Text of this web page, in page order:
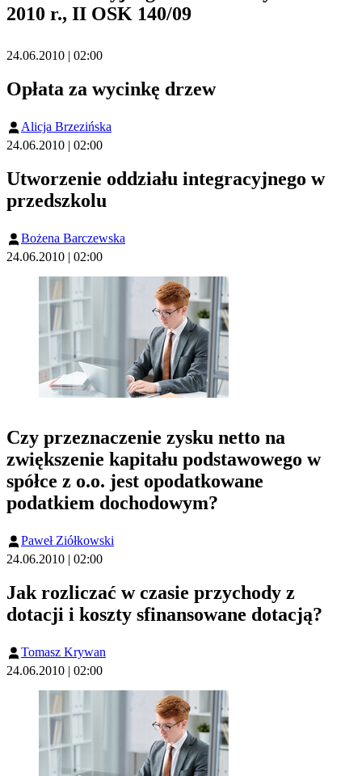
2010 r., II OSK 140/09
24.06.2010 | 02:00
Opłata za wycinkę drzew
Alicja Brzezińska
24.06.2010 | 02:00
Utworzenie oddziału integracyjnego w
przedszkolu
Bożena Barczewska
24.06.2010 | 02:00
Czy przeznaczenie zysku netto na
zwiększenie kapitału podstawowego w
spółce z o.o. jest opodatkowane
podatkiem dochodowym?
Paweł Ziółkowski
24.06.2010 | 02:00
Jak rozliczać w czasie przychody z
dotacji i koszty sfinansowane dotacją?
Tomasz Krywan
24.06.2010 | 02:00